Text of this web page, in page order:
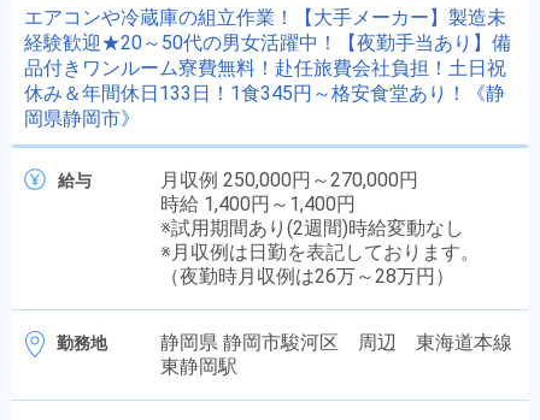
エアコンや冷蔵庫の組立作業！【大手メーカー】製造未
経験歓迎★20～50代の男女活躍中！【夜勤手当あり】備
品付きワンルーム寮費無料！赴任旅費会社負担！土日祝
休み＆年間休日133日！1食345円～格安食堂あり！《静
岡県静岡市》
給与
月収例 250,000円～270,000円
時給 1,400円～1,400円
※試用期間あり(2週間)時給変動なし
※月収例は日勤を表記しております。
（夜勤時月収例は26万～28万円）
勤務地
静岡県 静岡市駿河区 周辺 東海道本線
東静岡駅